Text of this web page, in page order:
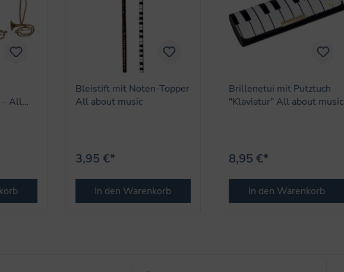
- All
Bleistift mit Noten-Topper
All about music
3,95 €*
In den Warenkorb
Brillenetui mit Putztuch
"Klaviatur" All about music
8,95 €*
In den Warenkorb